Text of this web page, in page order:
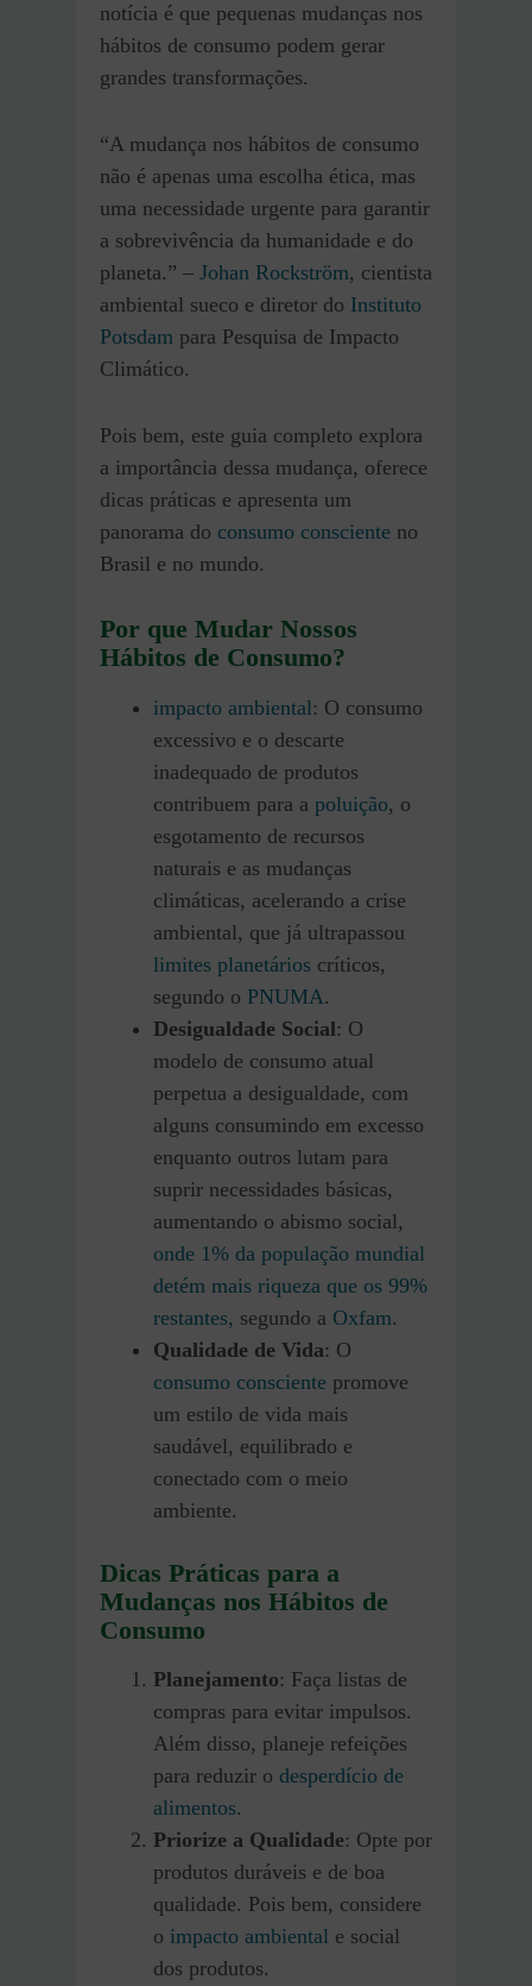
notícia é que pequenas mudanças nos
hábitos de consumo podem gerar
grandes transformações.
“A mudança nos hábitos de consumo
não é apenas uma escolha ética, mas
uma necessidade urgente para garantir
a sobrevivência da humanidade e do
planeta.” – Johan Rockström, cientista
ambiental sueco e diretor do Instituto
Potsdam para Pesquisa de Impacto
Climático.
Pois bem, este guia completo explora
a importância dessa mudança, oferece
dicas práticas e apresenta um
panorama do consumo consciente no
Brasil e no mundo.
Por que Mudar Nossos
Hábitos de Consumo?
impacto ambiental : O consumo
excessivo e o descarte
inadequado de produtos
contribuem para a poluição, o
esgotamento de recursos
naturais e as mudanças
climáticas, acelerando a crise
ambiental, que já ultrapassou
limites planetários críticos,
segundo o PNUMA.
Desigualdade Social: O
modelo de consumo atual
perpetua a desigualdade, com
alguns consumindo em excesso
enquanto outros lutam para
suprir necessidades básicas,
aumentando o abismo social,
onde 1% da população mundial
detém mais riqueza que os 99%
restantes, segundo a Oxfam.
Qualidade de Vida: O
consumo consciente promove
um estilo de vida mais
saudável, equilibrado e
conectado com o meio
ambiente.
Dicas Práticas para a
Mudanças nos Hábitos de
Consumo
Planejamento: Faça listas de
compras para evitar impulsos.
Além disso, planeje refeições
para reduzir o desperdício de
alimentos.
Priorize a Qualidade: Opte por
produtos duráveis e de boa
qualidade. Pois bem, considere
o impacto ambiental e social
dos produtos.